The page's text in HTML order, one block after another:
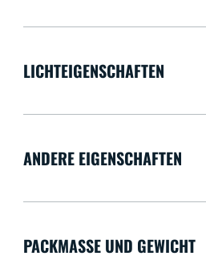
LICHTEIGENSCHAFTEN
ANDERE EIGENSCHAFTEN
PACKMASSE UND GEWICHT